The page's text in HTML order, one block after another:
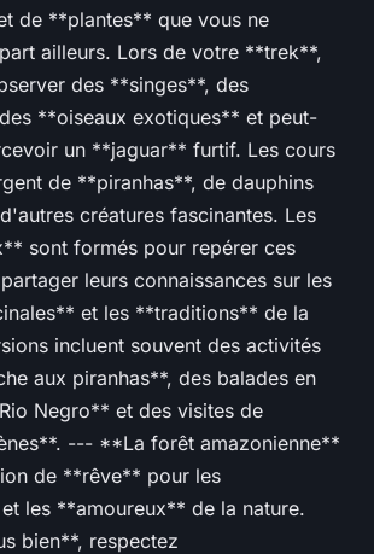
de **plantes** que vous ne
ailleurs. Lors de votre **trek**,
des **singes**, des
**oiseaux exotiques** et peut-
un **jaguar** furtif. Les cours
de **piranhas**, de dauphins
créatures fascinantes. Les
sont formés pour repérer ces
leurs connaissances sur les
et les **traditions** de la
incluent souvent des activités
aux piranhas**, des balades en
Negro** et des visites de
--- **La forêt amazonienne**
de **rêve** pour les
les **amoureux** de la nature.
bien**, respectez